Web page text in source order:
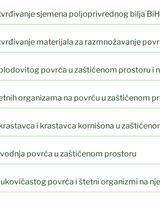
sjemena poljoprivrednog bilja
materijala za razmnožavanje
povrća u zaštićenom prostoru i
organizama na povrću u zaštićenom
i krastavca kornišona u
povrća u zaštićenom prostoru
povrća i štetni organizmi na